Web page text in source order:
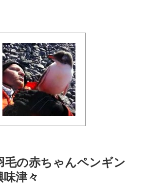
毛の赤ちゃんペンギン
津々